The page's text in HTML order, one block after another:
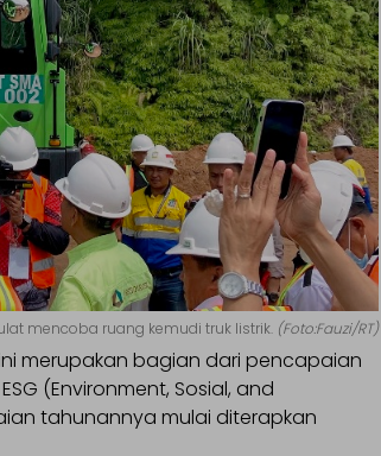
mencoba ruang kemudi truk listrik. (Foto:Fauzi/RT)
merupakan bagian dari pencapaian
(Environment, Sosial, and
tahunannya mulai diterapkan